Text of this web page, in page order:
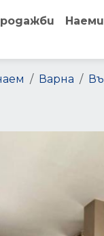
Наеми
Варна